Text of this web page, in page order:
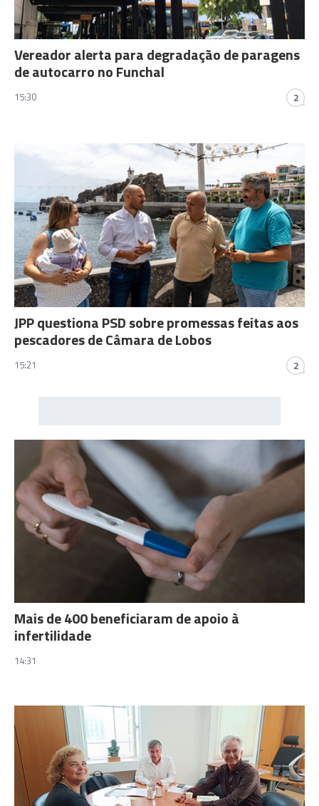
Vereador alerta para degradação de paragens
de autocarro no Funchal
15:30 2
JPP questiona PSD sobre promessas feitas aos
pescadores de Câmara de Lobos
15:21 2
Mais de 400 beneficiaram de apoio à
infertilidade
14:31